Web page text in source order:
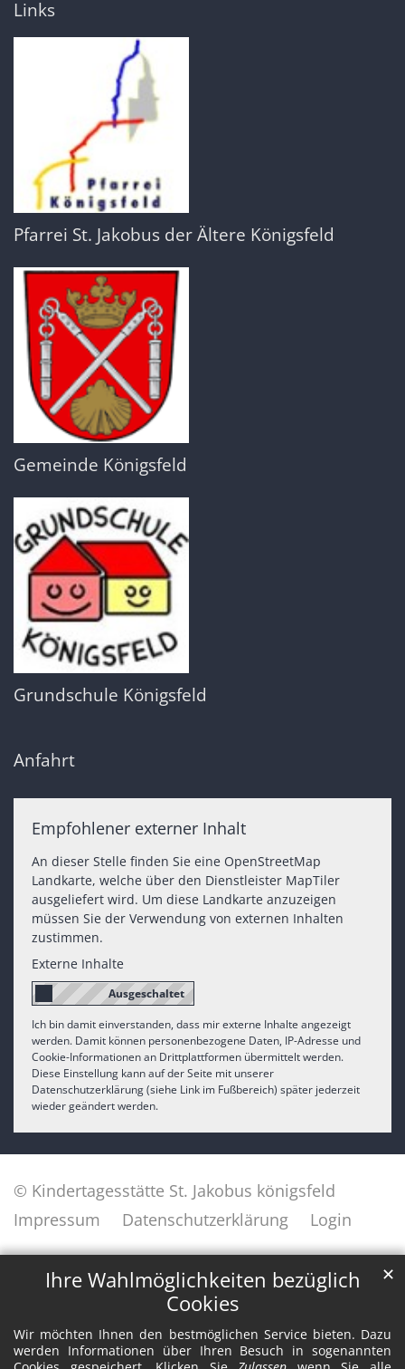
Ihre Wahlmöglichkeiten bezüglich
Cookies
Wir möchten Ihnen den bestmöglichen Service bieten. Dazu
werden Informationen über Ihren Besuch in sogenannten
✕
Links
Pfarrei St. Jakobus der Ältere Königsfeld
Gemeinde Königsfeld
Grundschule Königsfeld
Anfahrt
Empfohlener externer Inhalt
An dieser Stelle finden Sie eine OpenStreetMap
Landkarte, welche über den Dienstleister MapTiler
ausgeliefert wird. Um diese Landkarte anzuzeigen
müssen Sie der Verwendung von externen Inhalten
zustimmen.
Externe Inhalte
Ich bin damit einverstanden, dass mir externe Inhalte angezeigt
werden. Damit können personenbezogene Daten, IP-Adresse und
Cookie-Informationen an Drittplattformen übermittelt werden.
Diese Einstellung kann auf der Seite mit unserer
Datenschutzerklärung (siehe Link im Fußbereich) später jederzeit
wieder geändert werden.
© Kindertagesstätte St. Jakobus königsfeld
Impressum
Datenschutzerklärung Login